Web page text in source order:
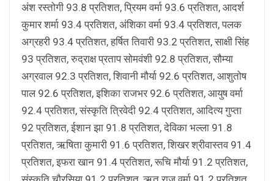
अंश रस्तोगी 93.8 प्रतिशत, प्रियम वर्मा 93.6 प्रतिशत, आदर्श
कुमार शर्मा 93.4 प्रतिशत, अंशिका वर्मा 93.4 प्रतिशत, पलक
अग्रहरी 93.4 प्रतिशत, हर्षित तिवारी 93.2 प्रतिशत, साक्षी सिंह
93 प्रतिशत, रुद्राक्ष प्रताप सोमवंशी 92.8 प्रतिशत, सौम्या
अग्रवाल 92.3 प्रतिशत, शिवानी मौर्या 92.6 प्रतिशत, आशुतोष
पाल 92.6 प्रतिशत, इशिका राजभर 92.6 प्रतिशत, आयुष वर्मा
92.4 प्रतिशत, संस्कृति त्रिवेदी 92.4 प्रतिशत, आदित्य गुप्ता
92 प्रतिशत, ईशान झा 91.8 प्रतिशत, देविका भल्ला 91.8
प्रतिशत, ऋषिता कुमारी 91.6 प्रतिशत, शिखर श्रीवास्तव 91.4
प्रतिशत, इफरा खान 91.4 प्रतिशत, रूचि मौर्या 91.2 प्रतिशत,